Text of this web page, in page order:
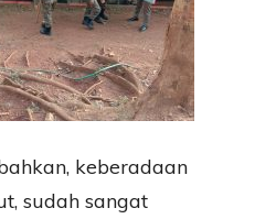
keberadaan
sudah sangat